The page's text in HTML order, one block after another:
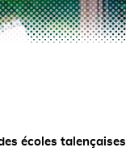
écoles talençaises